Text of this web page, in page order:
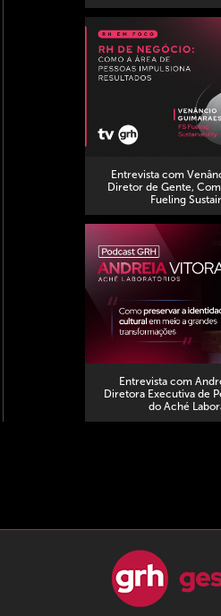
Entrevista com
Diretor de Gente,
Fueling
Entrevista com
Diretora Executiva de
do Aché